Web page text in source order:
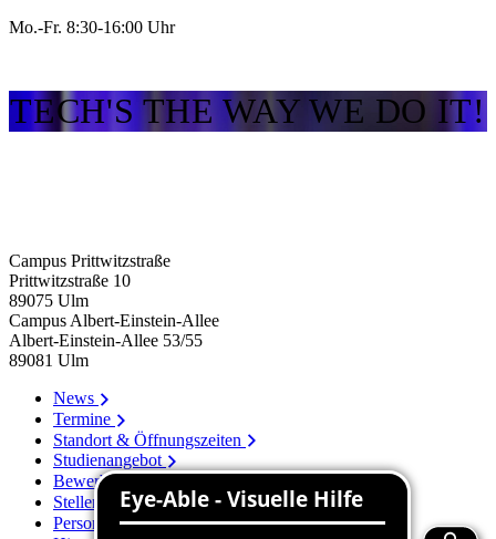
Mo.-Fr. 8:30-16:00 Uhr
TECH'S THE WAY WE DO IT!
Campus Prittwitzstraße
Prittwitzstraße 10
89075 Ulm
Campus Albert-Einstein-Allee
Albert-Einstein-Allee 53/​55
89081 Ulm
News
Termine
Standort & Öffnungszeiten
Studienangebot
Bewerbung
Stellenangebote
Personenverzeichnis